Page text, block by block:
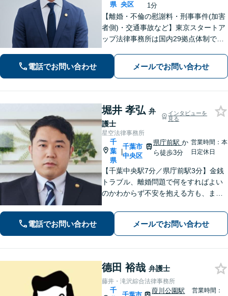
県 央区
1分
【離婚・不倫の慰謝料・刑事事件(加害
者側)・交通事故など】東京スタートア
ップ法律事務所は国内29拠点体制で全
対応(法律相談は完全予約制)】各分野で
専門性の高い弁護士が寄り添い解決を
電話でお問い合わせ メールでお問い合わせ
堀井 孝弘 弁
護士
インタビューを
見る
星空法律事務所
千
葉
県
|
千葉市
中央区
県庁前駅か
ら徒歩3分
営業時間：本
日定休日
【千葉中央駅7分／県庁前駅3分】金銭
トラブル、離婚問題で何をすればよい
のかわからず不安を抱える方も、まず
故：軽微に見えるケガでも、裁判基準
で算定すれば賠償額が大幅に増額され
る可能性があります【土・夜間のご相
談可】
電話でお問い合わせ メールでお問い合わせ
德田 裕哉 弁護士
藤井・滝沢綜合法律事務所
千
葭川公園駅
営業時間：